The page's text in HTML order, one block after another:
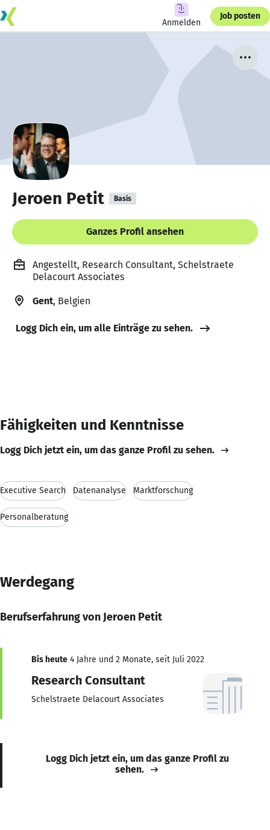
Anmelden
Job posten
Jeroen Petit Basis
Ganzes Profil ansehen
Angestellt, Research Consultant, Schelstraete
Delacourt Associates
Gent, Belgien
Logg Dich ein, um alle Einträge zu sehen.
Fähigkeiten und Kenntnisse
Logg Dich jetzt ein, um das ganze Profil zu sehen.
Executive Search Datenanalyse Marktforschung
Personalberatung
Werdegang
Berufserfahrung von Jeroen Petit
Bis heute 4 Jahre und 2 Monate, seit Juli 2022
Research Consultant
Schelstraete Delacourt Associates
Logg Dich jetzt ein, um das ganze Profil zu
sehen.